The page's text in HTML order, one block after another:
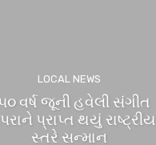
LOCAL NEWS
વર્ષ જૂની હવેલી સંગીત
પ્રાપ્ત થયું રાષ્ટ્રીય
સ્તરે સન્માન